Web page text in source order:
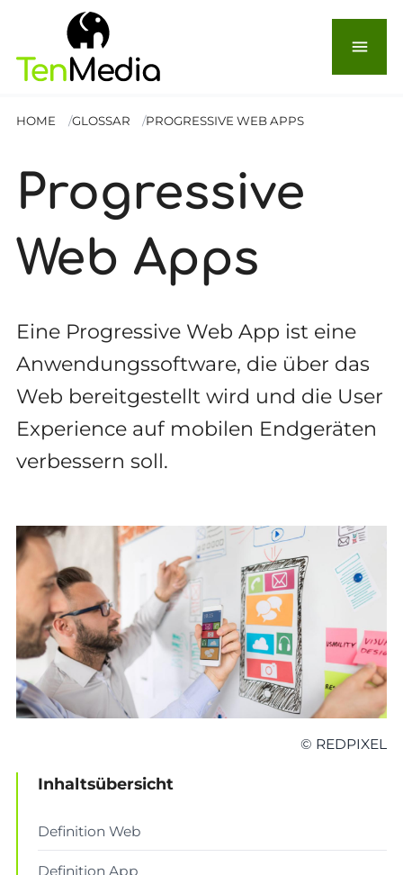
menu
HOME GLOSSAR PROGRESSIVE WEB APPS
Progressive
Web Apps
Eine Progressive Web App ist eine
Anwendungssoftware, die über das
Web bereitgestellt wird und die User
Experience auf mobilen Endgeräten
verbessern soll.
© REDPIXEL
Inhaltsübersicht
Definition Web
Definition App